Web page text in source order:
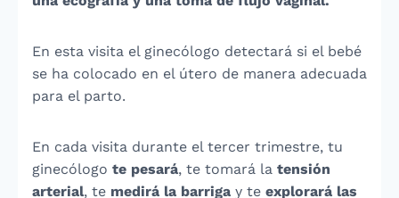
En esta visita el ginecólogo detectará si el bebé
se ha colocado en el útero de manera adecuada
para el parto.
En cada visita durante el tercer trimestre, tu
ginecólogo te pesará, te tomará la tensión
arterial, te medirá la barriga y te explorará las